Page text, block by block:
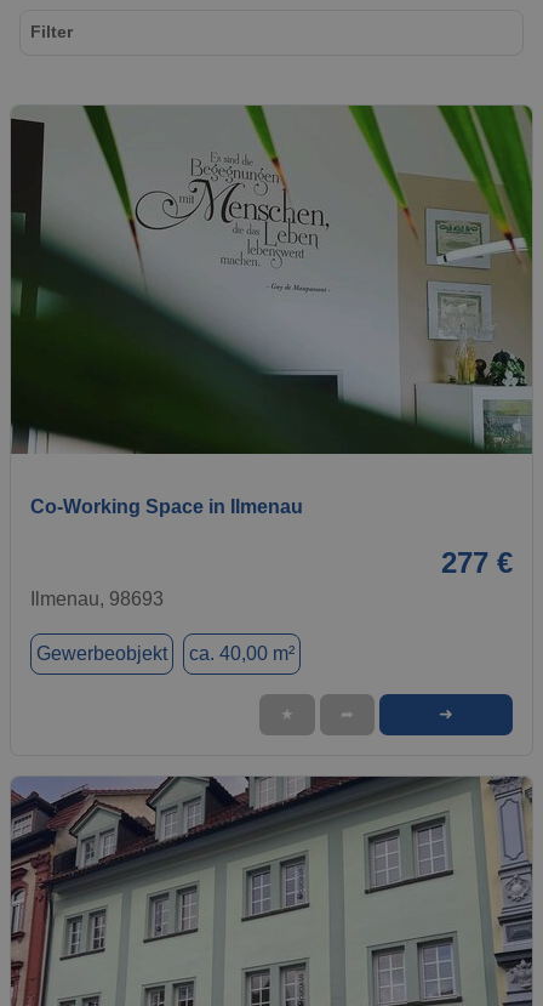
1 / 8
Co-Working Space in Ilmenau
277 €
Ilmenau, 98693
Gewerbeobjekt ca. 40,00 m²
★ ➦ ➜
Filter